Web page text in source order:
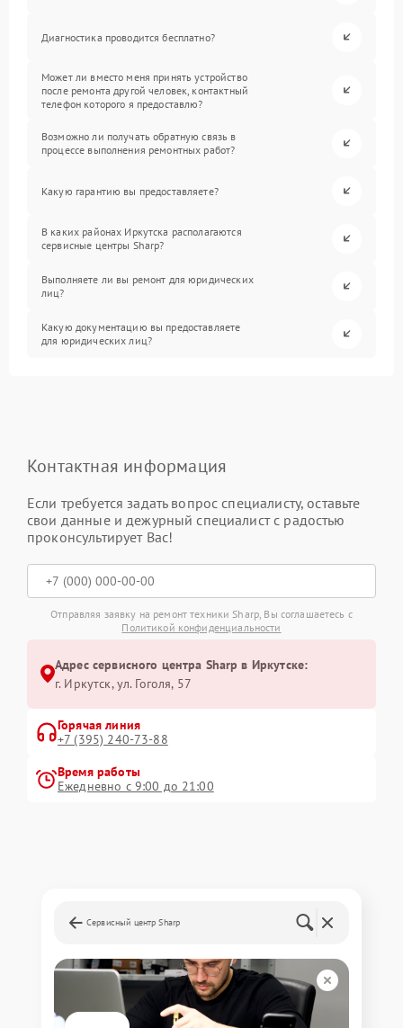
Диагностика проводится бесплатно?
Может ли вместо меня принять устройство
после ремонта другой человек, контактный
телефон которого я предоставлю?
Возможно ли получать обратную связь в
процессе выполнения ремонтных работ?
Какую гарантию вы предоставляете?
В каких районах Иркутска располагаются
сервисные центры Sharp?
Выполняете ли вы ремонт для юридических
лиц?
Какую документацию вы предоставляете
для юридических лиц?
Контактная информация
Если требуется задать вопрос специалисту, оставьте
свои данные и дежурный специалист с радостью
проконсультирует Вас!
Отправляя заявку на ремонт техники Sharp, Вы соглашаетесь с
Политикой конфиденциальности
Адрес сервисного центра Sharp в Иркутске:
г. Иркутск, ул. ​Гоголя, 57
Горячая линия
+7 (395) 240-73-88
Время работы
Ежедневно с 9:00 до 21:00
Сервисный центр Sharp